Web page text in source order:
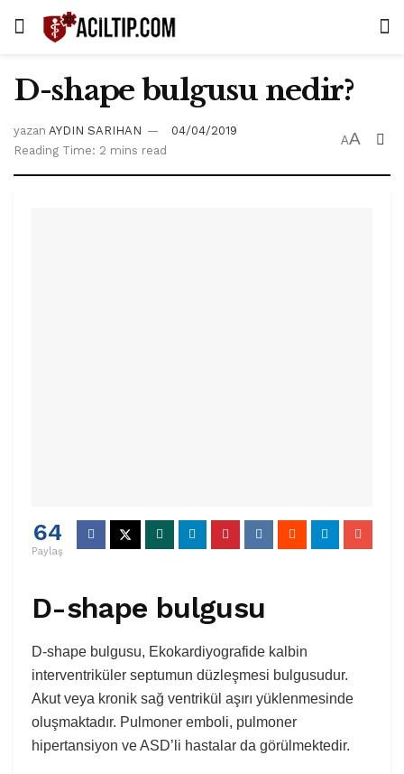
D-shape bulgusu nedir?
yazan AYDIN SARIHAN
04/04/2019
Reading Time: 2 mins read
AA
64
Paylaş
D-shape bulgusu
D-shape bulgusu, Ekokardiyografide kalbin
interventriküler septumun düzleşmesi bulgusudur.
Akut veya kronik sağ ventrikül aşırı yüklenmesinde
oluşmaktadır. Pulmoner emboli, pulmoner
hipertansiyon ve ASD’li hastalar da görülmektedir.